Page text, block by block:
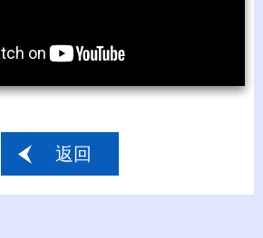
返回